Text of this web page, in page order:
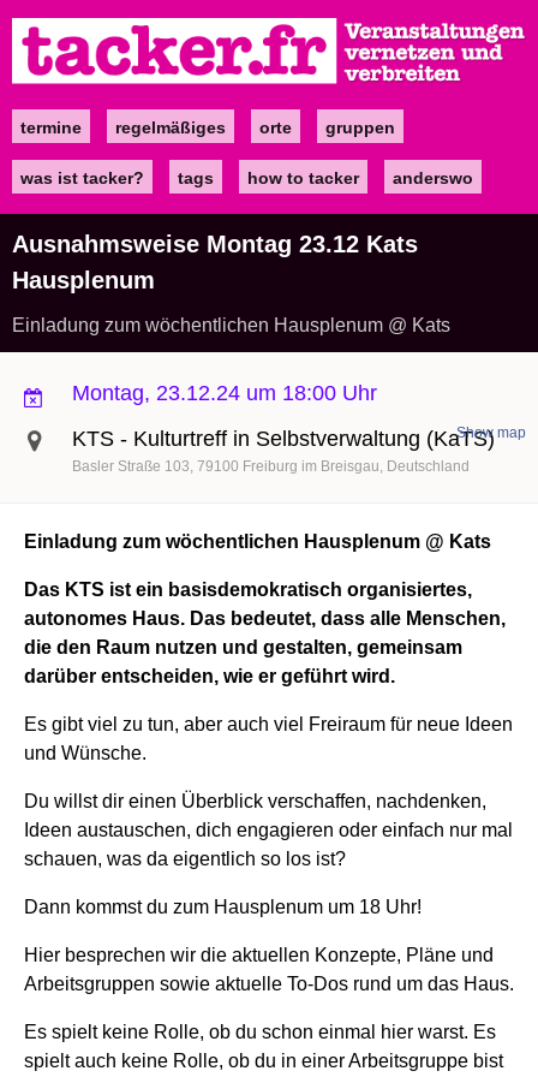
zum
Inhalt
Maintermine regelmäßiges orte gruppen
was ist tacker? tags how to tacker anderswo
Ausnahmsweise Montag 23.12 Kats
Hausplenum
Einladung zum wöchentlichen Hausplenum @ Kats
Montag, 23.12.24 um 18:00 Uhr
KTS - Kulturtreff in Selbstverwaltung (KaTS)
Basler Straße 103 79100 Freiburg im Breisgau Deutschland
Show map
Einladung zum wöchentlichen Hausplenum @ Kats
Das KTS ist ein basisdemokratisch organisiertes,
autonomes Haus. Das bedeutet, dass alle Menschen,
die den Raum nutzen und gestalten, gemeinsam
darüber entscheiden, wie er geführt wird.
Es gibt viel zu tun, aber auch viel Freiraum für neue Ideen
und Wünsche.
Du willst dir einen Überblick verschaffen, nachdenken,
Ideen austauschen, dich engagieren oder einfach nur mal
schauen, was da eigentlich so los ist?
Dann kommst du zum Hausplenum um 18 Uhr!
Hier besprechen wir die aktuellen Konzepte, Pläne und
Arbeitsgruppen sowie aktuelle To-Dos rund um das Haus.
Es spielt keine Rolle, ob du schon einmal hier warst. Es
spielt auch keine Rolle, ob du in einer Arbeitsgruppe bist